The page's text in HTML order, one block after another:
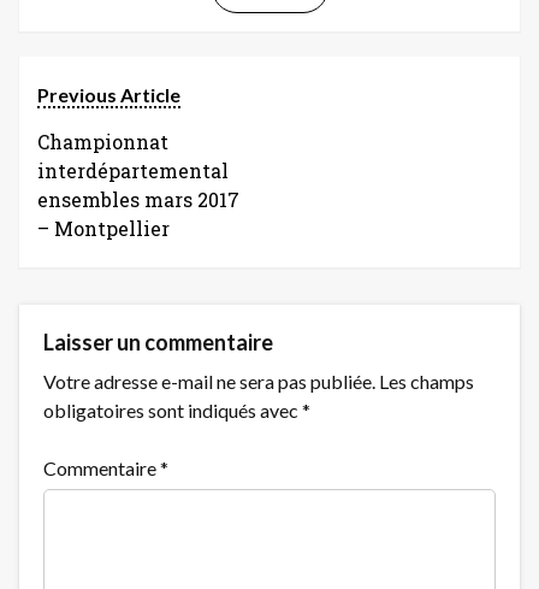
Previous Article
Championnat
interdépartemental
ensembles mars 2017
– Montpellier
Laisser un commentaire
Votre adresse e-mail ne sera pas publiée. Les champs
obligatoires sont indiqués avec *
Commentaire*